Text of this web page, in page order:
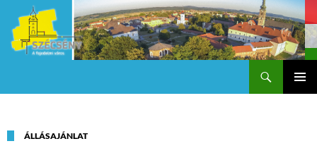
ÁLLÁSAJÁNLAT